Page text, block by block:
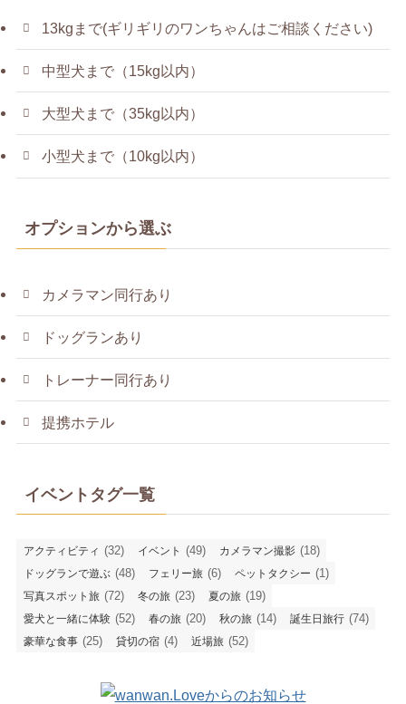
13kgまで(ギリギリのワンちゃんはご相談ください)
中型犬まで（15kg以内）
大型犬まで（35kg以内）
小型犬まで（10kg以内）
オプションから選ぶ
カメラマン同行あり
ドッグランあり
トレーナー同行あり
提携ホテル
イベントタグ一覧
アクティビティ (32) イベント (49) カメラマン撮影 (18)
ドッグランで遊ぶ (48) フェリー旅 (6) ペットタクシー (1)
写真スポット旅 (72) 冬の旅 (23) 夏の旅 (19)
愛犬と一緒に体験 (52) 春の旅 (20) 秋の旅 (14) 誕生日旅行 (74)
豪華な食事 (25) 貸切の宿 (4) 近場旅 (52)